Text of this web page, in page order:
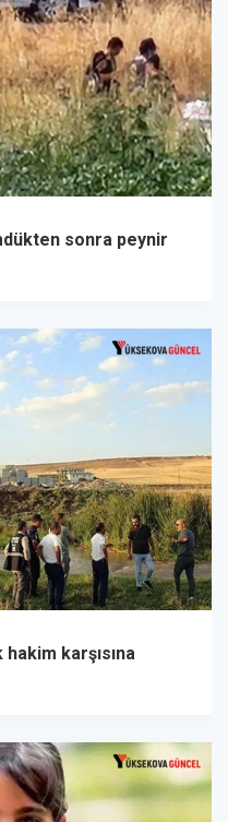
sonra peynir
karşısına